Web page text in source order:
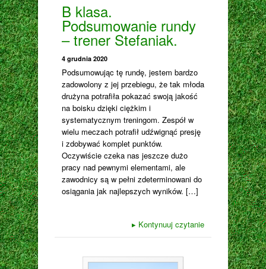
B klasa.
Podsumowanie rundy
– trener Stefaniak.
4 grudnia 2020
Podsumowując tę rundę, jestem bardzo
zadowolony z jej przebiegu, że tak młoda
drużyna potrafiła pokazać swoją jakość
na boisku dzięki ciężkim i
systematycznym treningom. Zespół w
wielu meczach potrafił udźwignąć presję
i zdobywać komplet punktów.
Oczywiście czeka nas jeszcze dużo
pracy nad pewnymi elementami, ale
zawodnicy są w pełni zdeterminowani do
osiągania jak najlepszych wyników. […]
▸ Kontynuuj czytanie